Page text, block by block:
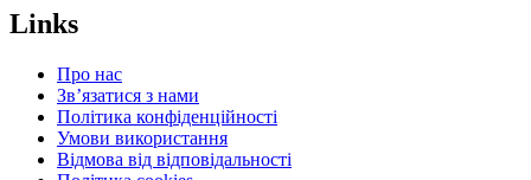
Links
Про нас
Зв’язатися з нами
Політика конфіденційності
Умови використання
Відмова від відповідальності